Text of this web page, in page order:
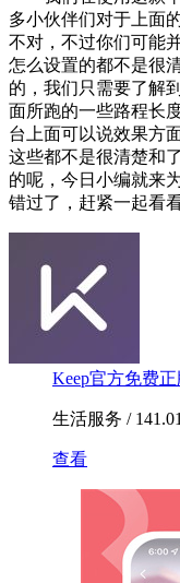
多小伙伴们对于上面
不对，不过你们可能
怎么设置的都不是很
的，我们只需要了解
面所跑的一些路程长
台上面可以说效果方
这些都不是很清楚和
的呢，今日小编就来
错过了，赶紧一起看看
Keep官方免费正
生活服务 /
查看